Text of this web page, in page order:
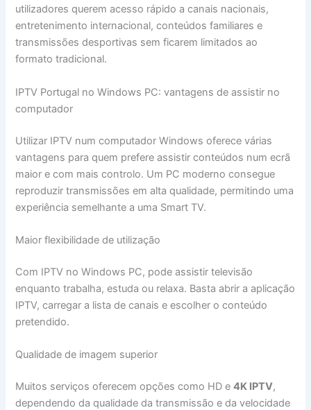
utilizadores querem acesso rápido a canais nacionais,
entretenimento internacional, conteúdos familiares e
transmissões desportivas sem ficarem limitados ao
formato tradicional.
IPTV Portugal no Windows PC: vantagens de assistir no
computador
Utilizar IPTV num computador Windows oferece várias
vantagens para quem prefere assistir conteúdos num ecrã
maior e com mais controlo. Um PC moderno consegue
reproduzir transmissões em alta qualidade, permitindo uma
experiência semelhante a uma Smart TV.
Maior flexibilidade de utilização
Com IPTV no Windows PC, pode assistir televisão
enquanto trabalha, estuda ou relaxa. Basta abrir a aplicação
IPTV, carregar a lista de canais e escolher o conteúdo
pretendido.
Qualidade de imagem superior
Muitos serviços oferecem opções como HD e4K IPTV,
dependendo da qualidade da transmissão e da velocidade